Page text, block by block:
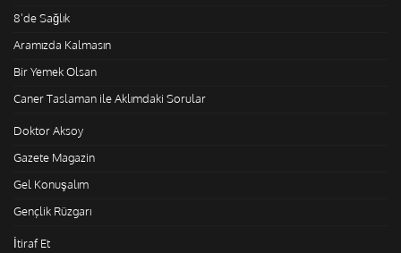
8'de Sağlık
Aramızda Kalmasın
Bir Yemek Olsan
Caner Taslaman ile Aklımdaki Sorular
Doktor Aksoy
Gazete Magazin
Gel Konuşalım
Gençlik Rüzgarı
İtiraf Et